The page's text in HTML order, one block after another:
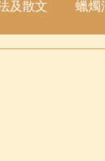
及散文 蠟燭